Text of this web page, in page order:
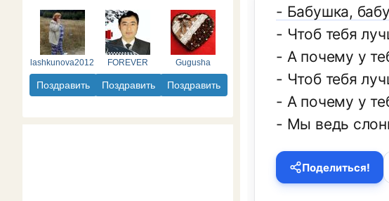
lashkunova2012
Поздравить
FOREVER
Поздравить
Gugusha
Поздравить
- Бабушка,
- Чтоб тебя
- А почему у
- Чтоб тебя
- А почему у
- Мы ведь
Поделиться!